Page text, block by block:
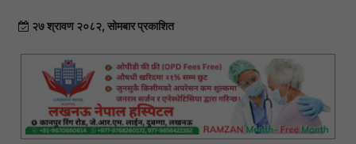
२७ श्रावण २०८२, सोमबार प्रकाशित